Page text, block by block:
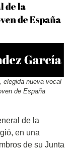
elegida nueva vocal
de España
de la
en una
de su Junta